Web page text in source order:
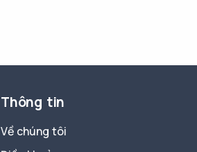
Thông tin
Về chúng tôi